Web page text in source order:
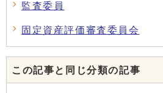
監査委員
固定資産評価審査委員会
この記事と同じ分類の記事